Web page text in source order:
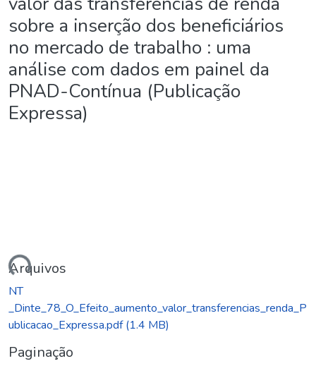
sobre a inserção dos beneficiários
no mercado de trabalho : uma
análise com dados em painel da
PNAD-Contínua (Publicação
Expressa)
Arquivos
NT
_Dinte_78_O_Efeito_aumento_valor_transferencias_renda_P
ublicacao_Expressa.pdf(1.4 MB)
Paginação